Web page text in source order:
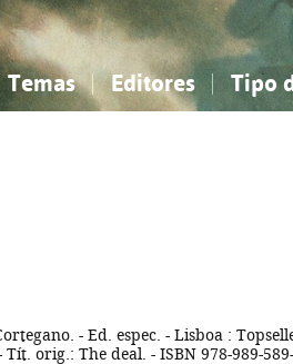
Temas Editores Tipo
- Ed. espec. - Lisboa :
orig.: The deal. - ISBN 978-989-589-